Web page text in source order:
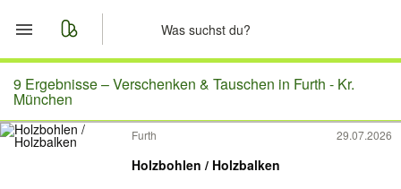
Start
Merkliste
Nachrichten
9 Ergebnisse –Verschenken & Tauschen in Furth - Kr.
München
Furth 29.07.2026
Holzbohlen / Holzbalken